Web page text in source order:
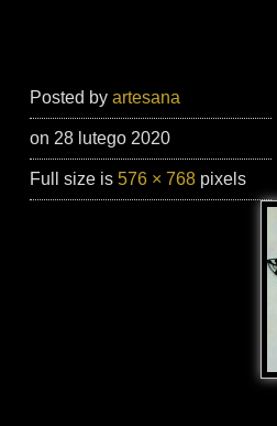
Posted by artesana
on 28 lutego 2020
Full size is 576 × 768 pixels